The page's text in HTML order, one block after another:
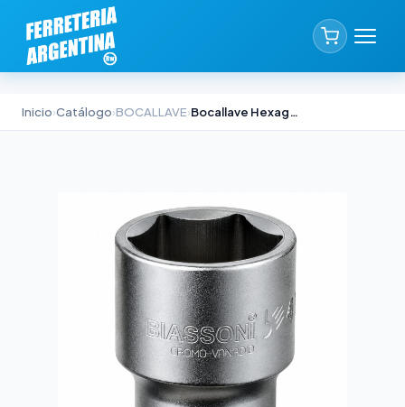
Inicio›Catálogo›BOCALLAVE› Bocallave Hexagonal Biassoni 1/2" x 25mm